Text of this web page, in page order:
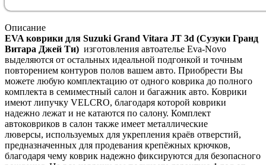
Описание
EVA коврики для Suzuki Grand Vitara JT 3d (Сузуки Гранд
Витара Джей Ти) изготовления автоателье Eva-Novo
выделяются от остальных идеальной подгонкой и точным
повторением контуров полов вашем авто. Приобрести Вы
можете любую комплектацию от одного коврика до полного
комплекта в семиместный салон и багажник авто. Коврики
имеют липучку VELCRO, благодаря которой коврики
надежно лежат и не катаются по салону. Комплект
автоковриков в салон также имеет металлические
люверсы, используемых для укрепления краёв отверстий,
предназначенных для продевания крепёжных крючков,
благодаря чему коврик надежно фиксируются для безопасного